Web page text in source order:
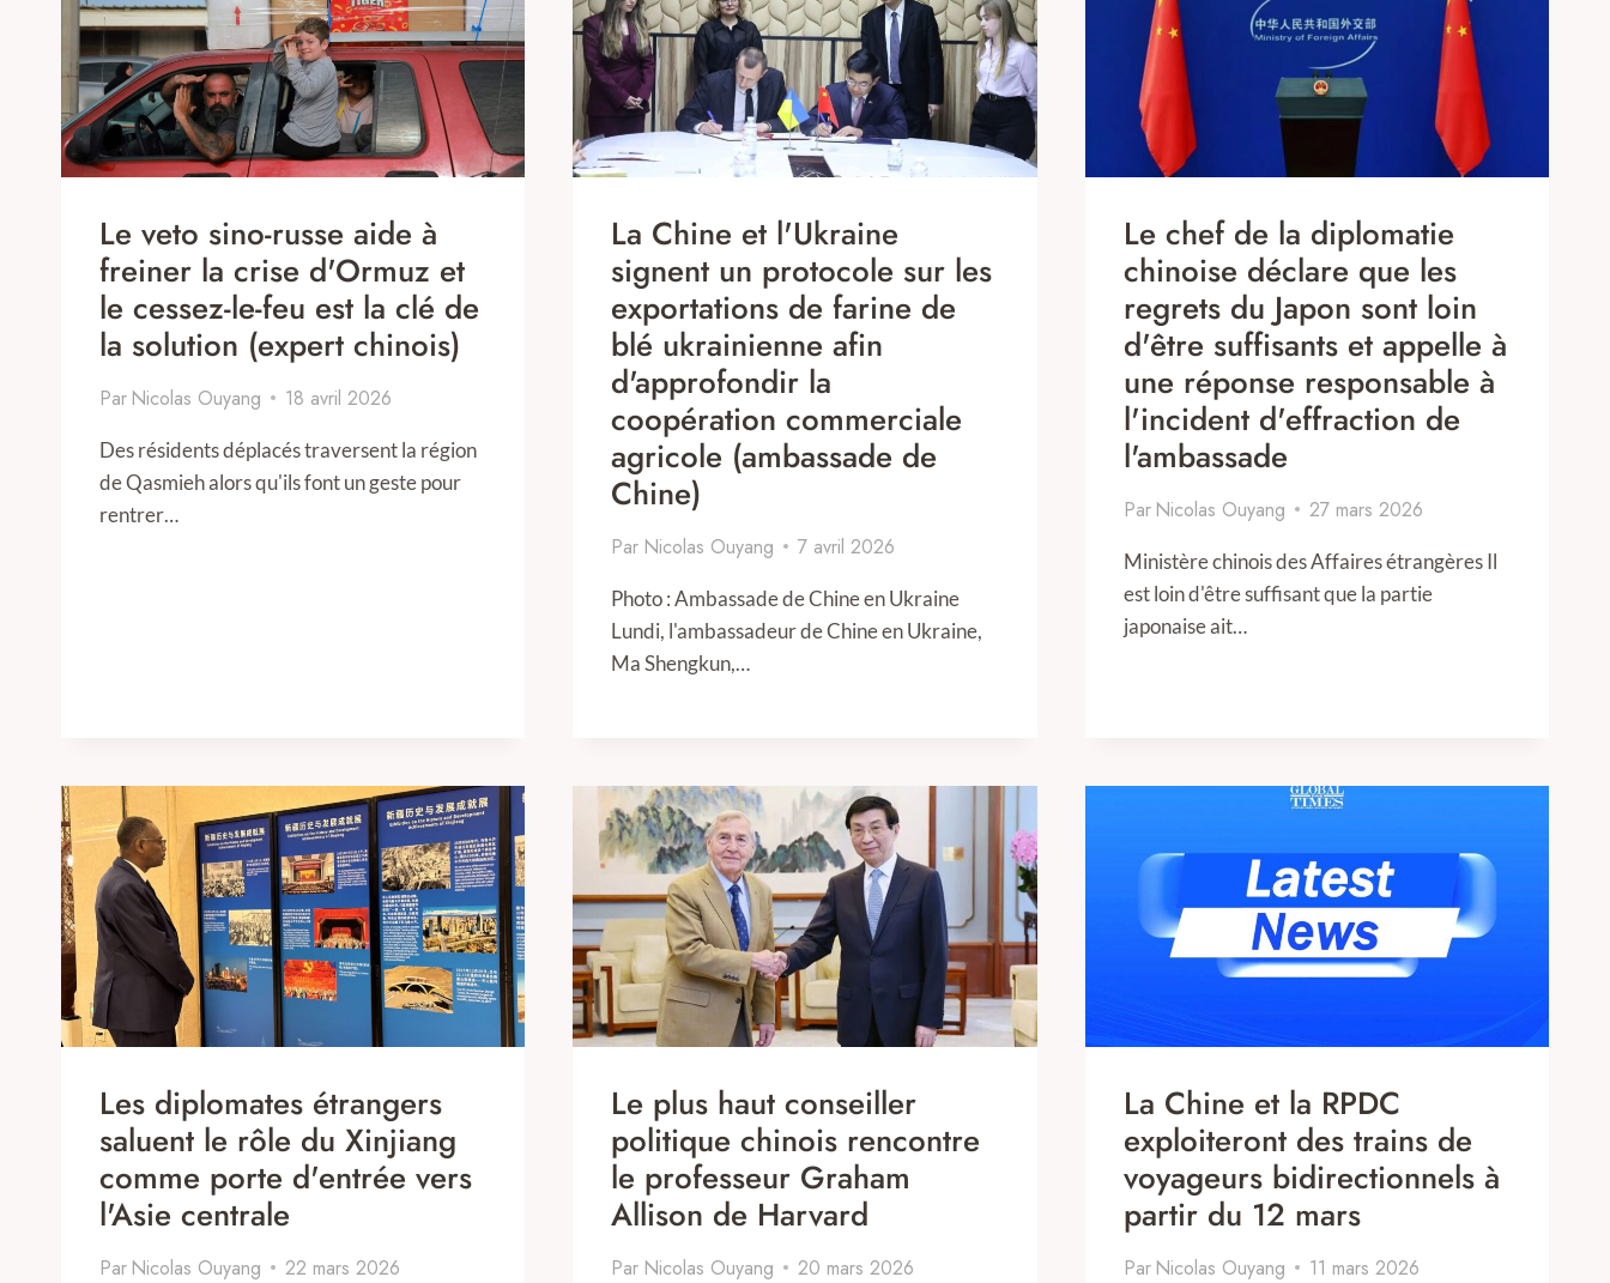
Le veto sino-russe aide à
freiner la crise d'Ormuz et
le cessez-le-feu est la clé de
la solution (expert chinois)
Par Nicolas Ouyang 18 avril 2026
Des résidents déplacés traversent la région
de Qasmieh alors qu'ils font un geste pour
rentrer…
La Chine et l'Ukraine
signent un protocole sur les
exportations de farine de
blé ukrainienne afin
d'approfondir la
coopération commerciale
agricole (ambassade de
Chine)
Par Nicolas Ouyang 7 avril 2026
Photo : Ambassade de Chine en Ukraine
Lundi, l'ambassadeur de Chine en Ukraine,
Ma Shengkun,…
Le chef de la diplomatie
chinoise déclare que les
regrets du Japon sont loin
d'être suffisants et appelle à
une réponse responsable à
l'incident d'effraction de
l'ambassade
Par Nicolas Ouyang 27 mars 2026
Ministère chinois des Affaires étrangères Il
est loin d'être suffisant que la partie
japonaise ait…
Les diplomates étrangers
saluent le rôle du Xinjiang
comme porte d'entrée vers
l'Asie centrale
Par Nicolas Ouyang 22 mars 2026
Le plus haut conseiller
politique chinois rencontre
le professeur Graham
Allison de Harvard
Par Nicolas Ouyang 20 mars 2026
La Chine et la RPDC
exploiteront des trains de
voyageurs bidirectionnels à
partir du 12 mars
Par Nicolas Ouyang 11 mars 2026